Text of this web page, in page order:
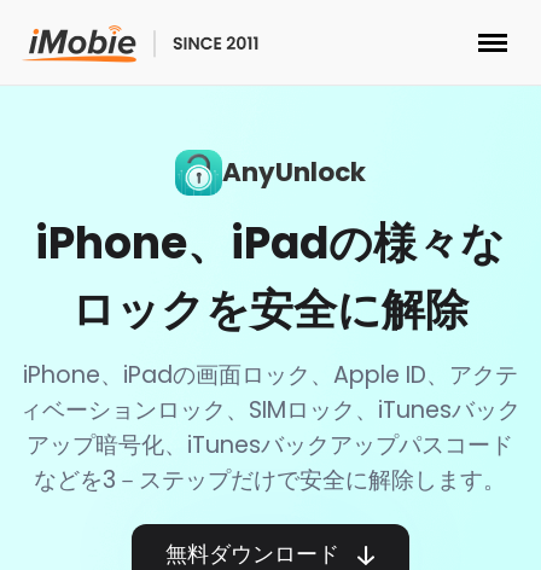
マルチメディア
便利ツール
ソリューション
ストア
ダウンロード
AnyUnlock
iPhone、iPadの様々な
ロックを安全に解除
iPhone、iPadの画面ロック、Apple ID、アクテ
ィベーションロック、SIMロック、iTunesバック
アップ暗号化、iTunesバックアップパスコード
などを3－ステップだけで安全に解除します。
無料ダウンロード